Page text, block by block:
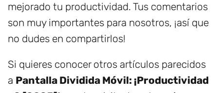
mejorado tu productividad. Tus comentarios
son muy importantes para nosotros, ¡así que
no dudes en compartirlos!
Si quieres conocer otros artículos parecidos
a Pantalla Dividida Móvil: ¡Productividad